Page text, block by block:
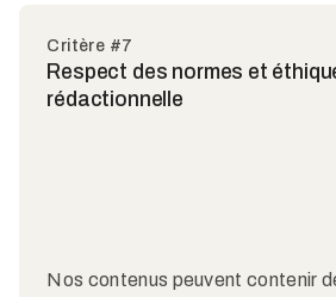
Critère #7
Respect des normes et
rédactionnelle
Nos contenus peuvent contenir